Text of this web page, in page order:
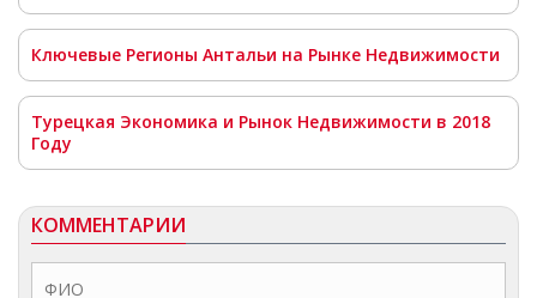
Ключевые Регионы Антальи на Рынке Недвижимости
Турецкая Экономика и Рынок Недвижимости в 2018
Году
КОММЕНТАРИИ